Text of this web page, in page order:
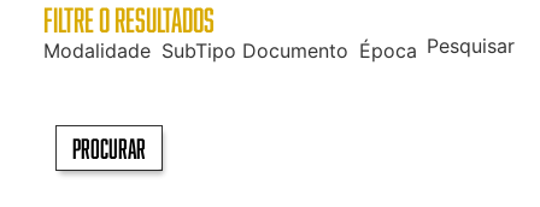
FILTRE O RESULTADOS
Modalidade SubTipo Documento Época Pesquisar
Procurar